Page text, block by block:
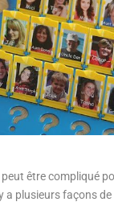
peut être compliqué
a plusieurs façons